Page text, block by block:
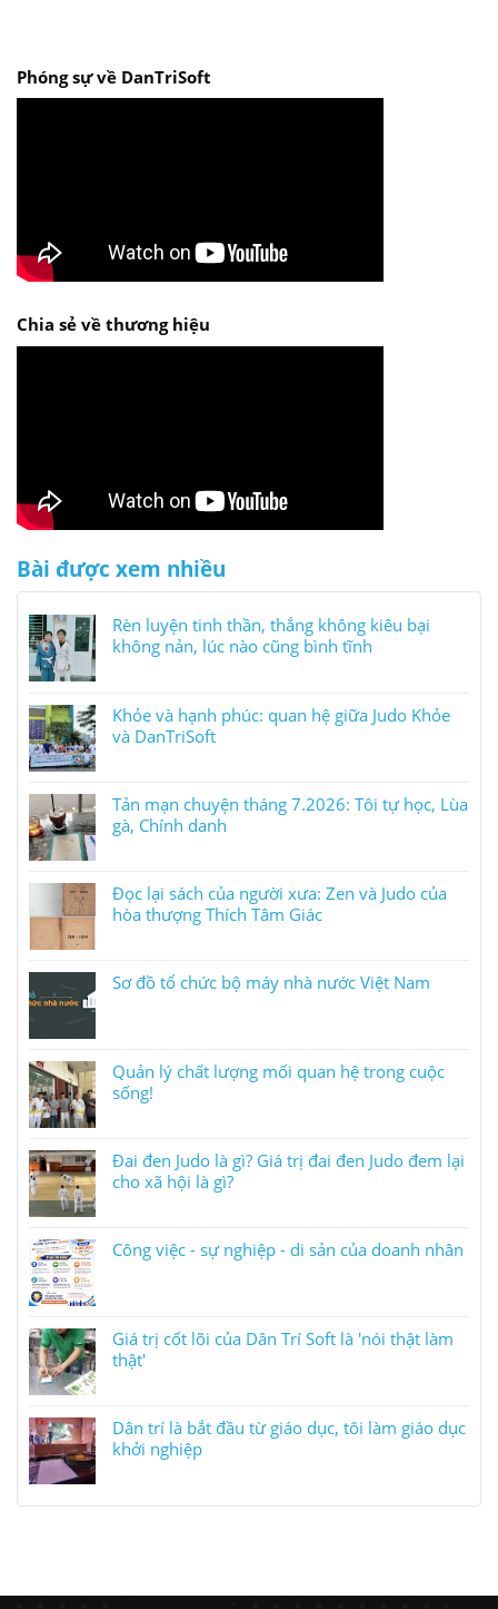
Phóng sự về DanTriSoft
Chia sẻ về thương hiệu
Bài được xem nhiều
Rèn luyện tinh thần, thắng không kiêu bại
không nản, lúc nào cũng bình tĩnh
Khỏe và hạnh phúc: quan hệ giữa Judo Khỏe
và DanTriSoft
Tản mạn chuyện tháng 7.2026: Tôi tự học, Lùa
gà, Chính danh
Đọc lại sách của người xưa: Zen và Judo của
hòa thượng Thích Tâm Giác
Sơ đồ tổ chức bộ máy nhà nước Việt Nam
Quản lý chất lượng mối quan hệ trong cuộc
sống!
Đai đen Judo là gì? Giá trị đai đen Judo đem lại
cho xã hội là gì?
Công việc - sự nghiệp - di sản của doanh nhân
Giá trị cốt lõi của Dân Trí Soft là 'nói thật làm
thật'
Dân trí là bắt đầu từ giáo dục, tôi làm giáo dục
khởi nghiệp